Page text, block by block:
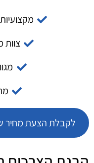
מקצועיות
צוות
לקבלת הצעת מחיר